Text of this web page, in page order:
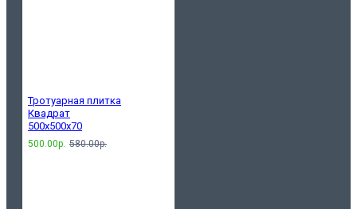
Тротуарная плитка
Квадрат
500х500х70
500.00р. 580.00р.